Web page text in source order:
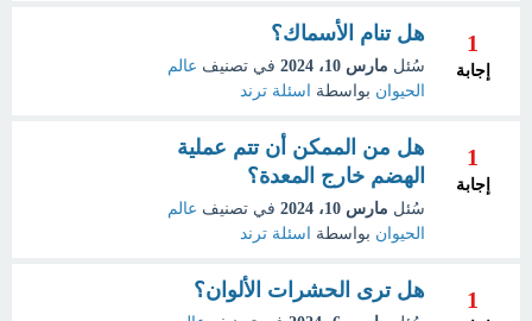
1
إجابة
هل تنام الأسماك؟
سُئل مارس 10، 2024 في تصنيف عالم
الحيوان بواسطة اسئلة ترند
1
إجابة
هل من الممكن أن تتم عملية
الهضم خارج المعدة؟
سُئل مارس 10، 2024 في تصنيف عالم
الحيوان بواسطة اسئلة ترند
1 هل ترى الحشرات الألوان؟